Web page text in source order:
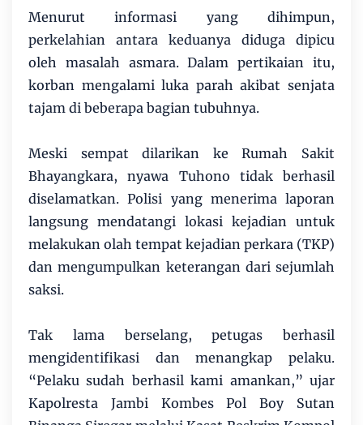
Menurut informasi yang dihimpun,
perkelahian antara keduanya diduga dipicu
oleh masalah asmara. Dalam pertikaian itu,
korban mengalami luka parah akibat senjata
tajam di beberapa bagian tubuhnya.
Meski sempat dilarikan ke Rumah Sakit
Bhayangkara, nyawa Tuhono tidak berhasil
diselamatkan. Polisi yang menerima laporan
langsung mendatangi lokasi kejadian untuk
melakukan olah tempat kejadian perkara (TKP)
dan mengumpulkan keterangan dari sejumlah
saksi.
Tak lama berselang, petugas berhasil
mengidentifikasi dan menangkap pelaku.
“Pelaku sudah berhasil kami amankan,” ujar
Kapolresta Jambi Kombes Pol Boy Sutan